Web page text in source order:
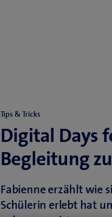
Tips & Tricks
Digital Days
Begleitung
Fabienne erzählt wie
Schülerin erlebt hat